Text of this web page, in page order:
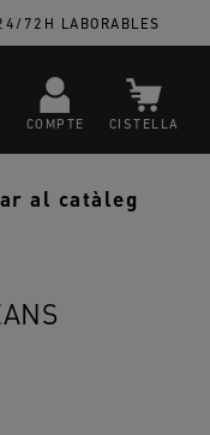
72H LABORABLES
CISTELLA
COMPTE
al catàleg